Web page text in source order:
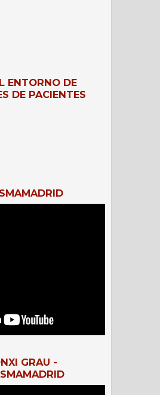
ENTORNO DE
DE PACIENTES
GRAU -